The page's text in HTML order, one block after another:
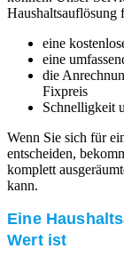
Haushaltsauflösung
eine
eine
die
Fixpreis
Schnelligkeit
Wenn Sie sich für
entscheiden,
komplett
kann.
Eine
Wert ist